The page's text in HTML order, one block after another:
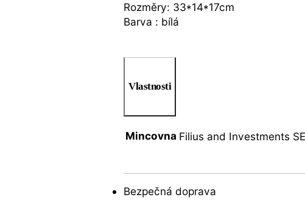
Rozměry: 33*14*17cm
Barva : bílá
Vlastnosti
Mincovna Filius and Investments
Bezpečná doprava